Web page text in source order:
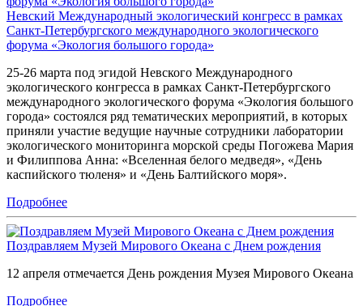
Невский Международный экологический конгресс в рамках
Санкт-Петербургского международного экологического
форума «Экология большого города»
25-26 марта под эгидой Невского Международного
экологического конгресса в рамках Санкт-Петербургского
международного экологического форума «Экология большого
города» состоялся ряд тематических мероприятий, в которых
приняли участие ведущие научные сотрудники лаборатории
экологического мониторинга морской среды Погожева Мария
и Филиппова Анна: «Вселенная белого медведя», «День
каспийского тюленя» и «День Балтийского моря».
Подробнее
Поздравляем Музей Мирового Океана с Днем рождения
12 апреля отмечается День рождения Музея Мирового Океана
Подробнее